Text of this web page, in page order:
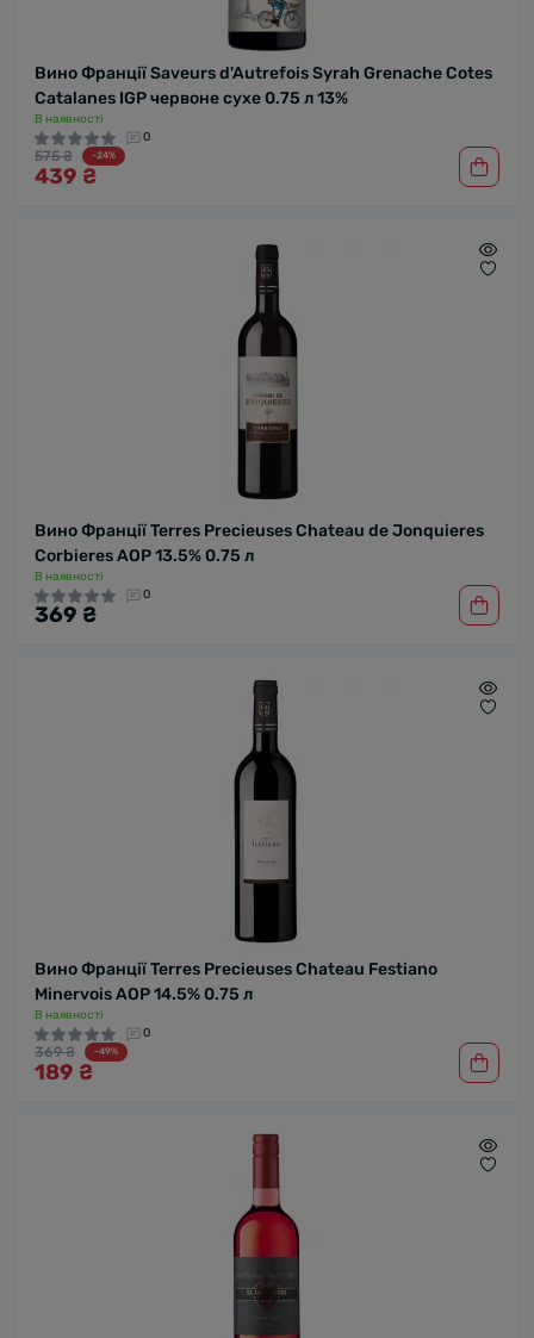
Вино Франції Saveurs d'Autrefois Syrah Grenache Cotes
Catalanes IGP червоне сухе 0.75 л 13%
В наявності
0
575 ₴ -24%
439 ₴
Вино Франції Terres Precieuses Chateau de Jonquieres
Corbieres AOP 13.5% 0.75 л
В наявності
0
369 ₴
Вино Франції Terres Precieuses Chateau Festiano
Minervois AOP 14.5% 0.75 л
В наявності
0
369 ₴ -49%
189 ₴